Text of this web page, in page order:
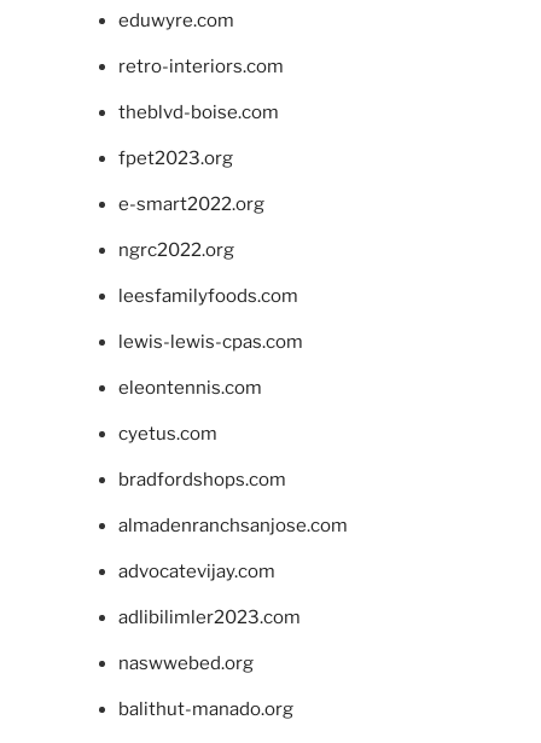
eduwyre.com
retro-interiors.com
theblvd-boise.com
fpet2023.org
e-smart2022.org
ngrc2022.org
leesfamilyfoods.com
lewis-lewis-cpas.com
eleontennis.com
cyetus.com
bradfordshops.com
almadenranchsanjose.com
advocatevijay.com
adlibilimler2023.com
naswwebed.org
balithut-manado.org